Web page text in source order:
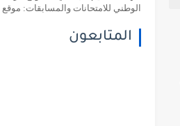
الوطني للامتحانات والمسابقات: موقع
المتابعون